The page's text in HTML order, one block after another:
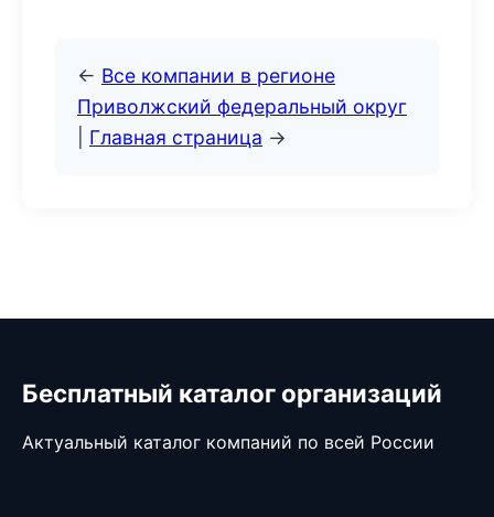
← Все компании в регионе
Приволжский федеральный округ
Главная страница →
Бесплатный каталог организаций
Актуальный каталог компаний по всей России